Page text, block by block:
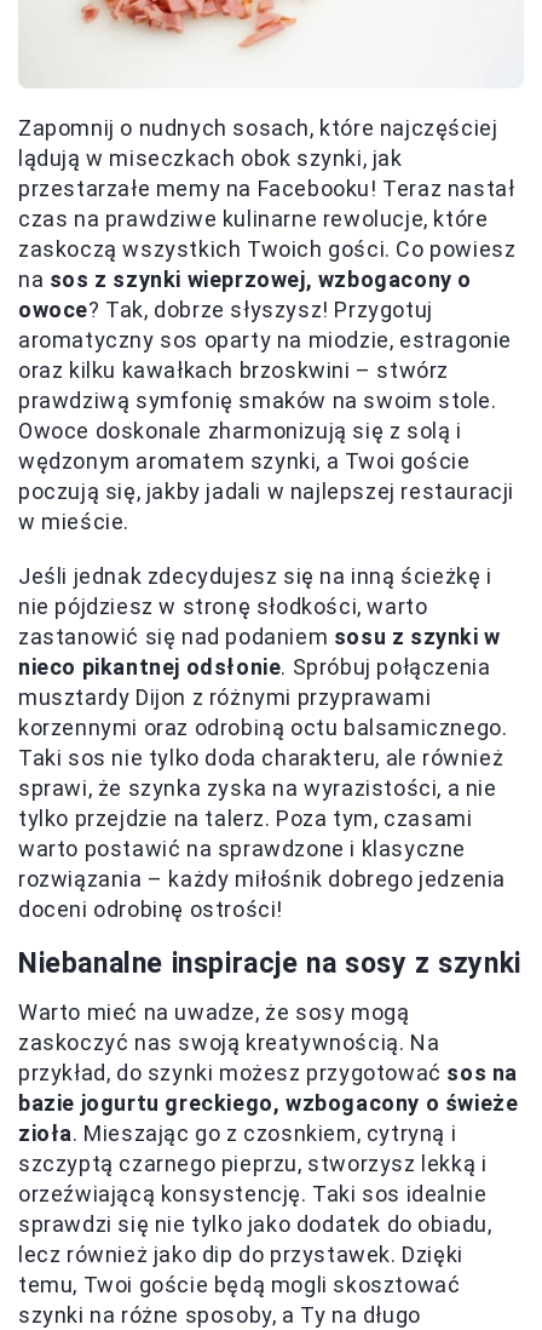
Zapomnij o nudnych sosach, które najczęściej
lądują w miseczkach obok szynki, jak
przestarzałe memy na Facebooku! Teraz nastał
czas na prawdziwe kulinarne rewolucje, które
zaskoczą wszystkich Twoich gości. Co powiesz
na sos z szynki wieprzowej, wzbogacony o
owoce? Tak, dobrze słyszysz! Przygotuj
aromatyczny sos oparty na miodzie, estragonie
oraz kilku kawałkach brzoskwini – stwórz
prawdziwą symfonię smaków na swoim stole.
Owoce doskonale zharmonizują się z solą i
wędzonym aromatem szynki, a Twoi goście
poczują się, jakby jadali w najlepszej restauracji
w mieście.
Jeśli jednak zdecydujesz się na inną ścieżkę i
nie pójdziesz w stronę słodkości, warto
zastanowić się nad podaniem sosu z szynki w
nieco pikantnej odsłonie. Spróbuj połączenia
musztardy Dijon z różnymi przyprawami
korzennymi oraz odrobiną octu balsamicznego.
Taki sos nie tylko doda charakteru, ale również
sprawi, że szynka zyska na wyrazistości, a nie
tylko przejdzie na talerz. Poza tym, czasami
warto postawić na sprawdzone i klasyczne
rozwiązania – każdy miłośnik dobrego jedzenia
doceni odrobinę ostrości!
Niebanalne inspiracje na sosy z szynki
Warto mieć na uwadze, że sosy mogą
zaskoczyć nas swoją kreatywnością. Na
przykład, do szynki możesz przygotować sos na
bazie jogurtu greckiego, wzbogacony o świeże
zioła. Mieszając go z czosnkiem, cytryną i
szczyptą czarnego pieprzu, stworzysz lekką i
orzeźwiającą konsystencję. Taki sos idealnie
sprawdzi się nie tylko jako dodatek do obiadu,
lecz również jako dip do przystawek. Dzięki
temu, Twoi goście będą mogli skosztować
szynki na różne sposoby, a Ty na długo